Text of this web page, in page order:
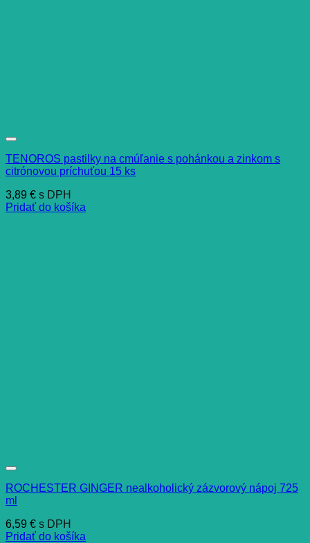
TENOROS pastilky na cmúľanie s pohánkou a zinkom s
citrónovou príchuťou 15 ks
3,89 € s DPH
Pridať do košíka
ROCHESTER GINGER nealkoholický zázvorový nápoj 725
ml
6,59 € s DPH
Pridať do košíka